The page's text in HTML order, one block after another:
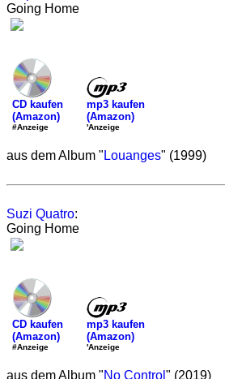
Going Home
CD kaufen
(Amazon)
#Anzeige
mp3 kaufen
(Amazon)
'Anzeige
aus dem Album " Louanges" (1999)
Suzi Quatro:
Going Home
CD kaufen
(Amazon)
#Anzeige
mp3 kaufen
(Amazon)
'Anzeige
aus dem Album "No Control " (2019)